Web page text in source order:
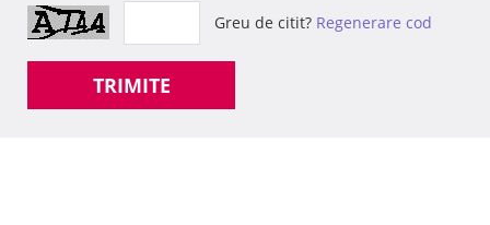
Greu de citit? Regenerare cod
TRIMITE